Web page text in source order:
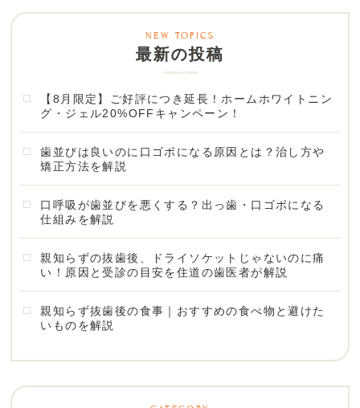
最新の投稿
【8月限定】ご好評につき延長！ホームホワイトニン
グ・ジェル20%OFFキャンペーン！
歯並びは良いのに口ゴボになる原因とは？治し方や
矯正方法を解説
口呼吸が歯並びを悪くする？出っ歯・口ゴボになる
仕組みを解説
親知らずの抜歯後、ドライソケットじゃないのに痛
い！原因と受診の目安を住道の歯医者が解説
親知らず抜歯後の食事｜おすすめの食べ物と避けた
いものを解説